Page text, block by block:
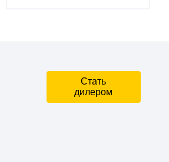
Стать
дилером